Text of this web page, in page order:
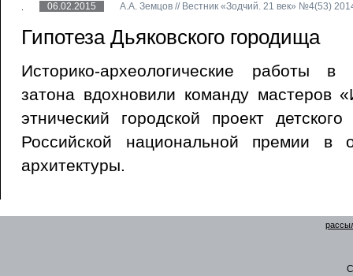
06.02.2015 А.А. Земцов // Вестник «Зодчий. 21 век» №4(53)
Гипотеза Дьяковского городища
Историко-археологические работы в
затона вдохновили команду мастеров
этнический городской проект
Российской национальной премии в
архитектуры.